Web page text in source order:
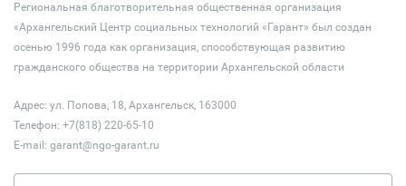
Региональная благотворительная общественная организация
«Архангельский Центр социальных технологий «Гарант» был создан
осенью 1996 года как организация, способствующая развитию
гражданского общества на территории Архангельской области
Адрес: ул. Попова, 18, Архангельск, 163000
Телефон: +7(818) 220-65-10
E-mail: garant@ngo-garant.ru